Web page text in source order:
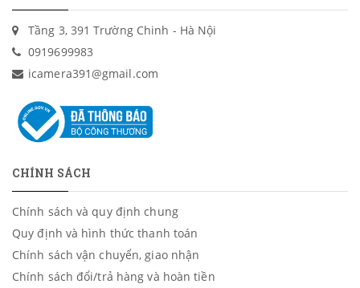
Tầng 3, 391 Trường Chinh - Hà Nội
0919699983
icamera391@gmail.com
CHÍNH SÁCH
Chính sách và quy định chung
Quy định và hình thức thanh toán
Chính sách vận chuyển, giao nhận
Chính sách đổi/trả hàng và hoàn tiền